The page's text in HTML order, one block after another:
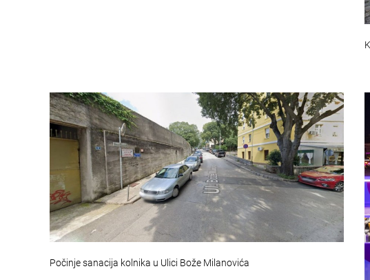
Počinje sanacija kolnika u Ulici Bože Milanovića